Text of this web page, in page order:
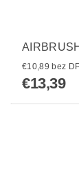
€10,89 bez
€13,39